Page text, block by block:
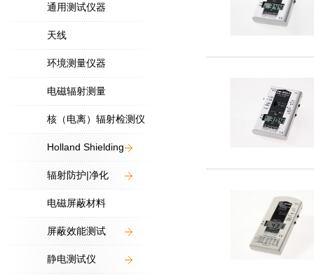
通用测试仪器
天线
环境测量仪器
电磁辐射测量
核（电离）辐射检测仪
Holland Shielding
辐射防护|净化
电磁屏蔽材料
屏蔽效能测试
静电测试仪